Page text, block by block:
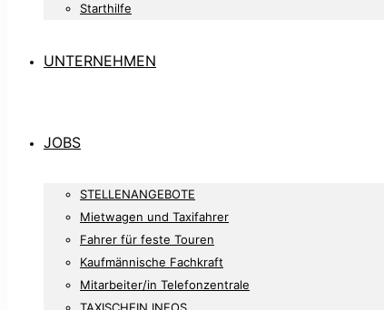
Starthilfe
UNTERNEHMEN
JOBS
STELLENANGEBOTE
Mietwagen und Taxifahrer
Fahrer für feste Touren
Kaufmännische Fachkraft
Mitarbeiter/in Telefonzentrale